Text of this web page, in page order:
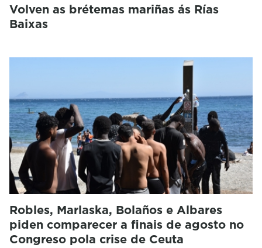
Volven as brétemas mariñas ás Rías
Baixas
Robles, Marlaska, Bolaños e Albares
piden comparecer a finais de agosto no
Congreso pola crise de Ceuta